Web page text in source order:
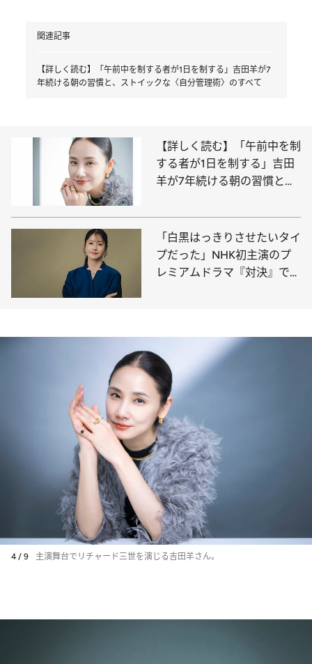
関連記事
【詳しく読む】「午前中を制する者が1日を制する」吉田羊が7
年続ける朝の習慣と、ストイックな〈自分管理術〉のすべて
【詳しく読む】「午前中を制
する者が1日を制する」吉田
羊が7年続ける朝の習慣と、
のすべて
「白黒はっきりさせたいタイ
プだった」NHK初主演のプ
レミアムドラマ『対決』で新
4 / 9 主演舞台でリチャード三世を演じる吉田羊さん。